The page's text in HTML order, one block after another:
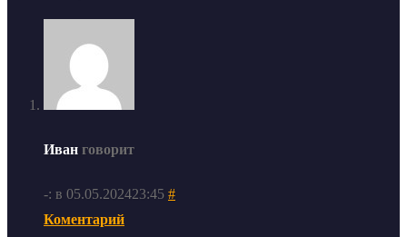
Иван говорит
-: в 05.05.202423:45 #
Коментарий